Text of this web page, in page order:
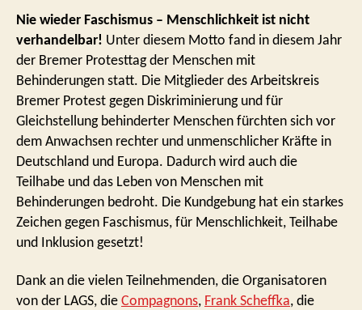
Nie wieder Faschismus – Menschlichkeit ist nicht
verhandelbar! Unter diesem Motto fand in diesem Jahr
der Bremer Protesttag der Menschen mit
Behinderungen statt. Die Mitglieder des Arbeitskreis
Bremer Protest gegen Diskriminierung und für
Gleichstellung behinderter Menschen fürchten sich vor
dem Anwachsen rechter und unmenschlicher Kräfte in
Deutschland und Europa. Dadurch wird auch die
Teilhabe und das Leben von Menschen mit
Behinderungen bedroht. Die Kundgebung hat ein starkes
Zeichen gegen Faschismus, für Menschlichkeit, Teilhabe
und Inklusion gesetzt!
Dank an die vielen Teilnehmenden, die Organisatoren
von der LAGS, die Compagnons, Frank Scheffka, die